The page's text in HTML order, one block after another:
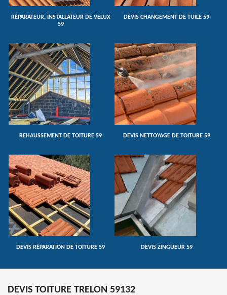
RÉPARATEUR, INSTALLATEUR DE VELUX
59
DEVIS CHANGEMENT DE TUILE 59
REHAUSSEMENT DE TOITURE 59 DEVIS NETTOYAGE DE TOITURE 59
DEVIS RÉPARATION DE TOITURE 59 DEVIS ZINGUEUR 59
DEVIS TOITURE TRELON 59132